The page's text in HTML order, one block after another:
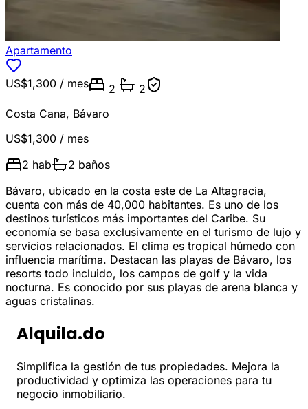
Apartamento
US$1,300 / mes 2
2
Costa Cana, Bávaro
US$1,300 / mes
2 hab 2 baños
Bávaro, ubicado en la costa este de La Altagracia,
cuenta con más de 40,000 habitantes. Es uno de los
destinos turísticos más importantes del Caribe. Su
economía se basa exclusivamente en el turismo de lujo y
servicios relacionados. El clima es tropical húmedo con
influencia marítima. Destacan las playas de Bávaro, los
resorts todo incluido, los campos de golf y la vida
nocturna. Es conocido por sus playas de arena blanca y
aguas cristalinas.
Alquila.do
Simplifica la gestión de tus propiedades. Mejora la
productividad y optimiza las operaciones para tu
negocio inmobiliario.